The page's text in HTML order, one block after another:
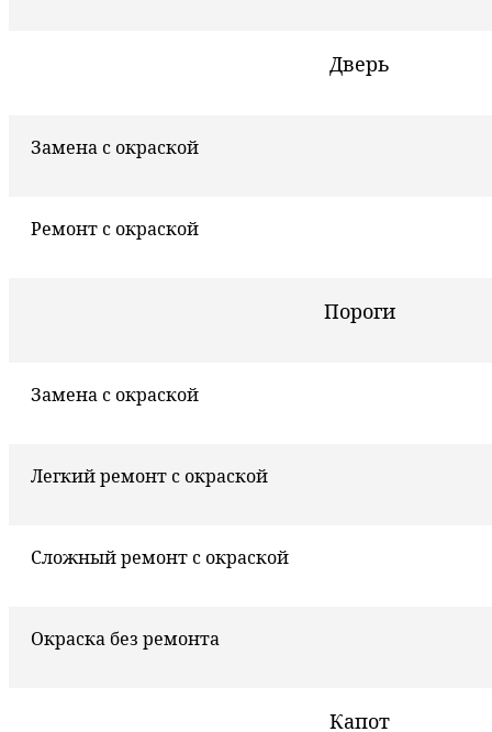
Дверь
Замена с окраской
Ремонт с окраской
Пороги
Замена с окраской
Легкий ремонт с окраской
Сложный ремонт с окраской
Окраска без ремонта
Капот